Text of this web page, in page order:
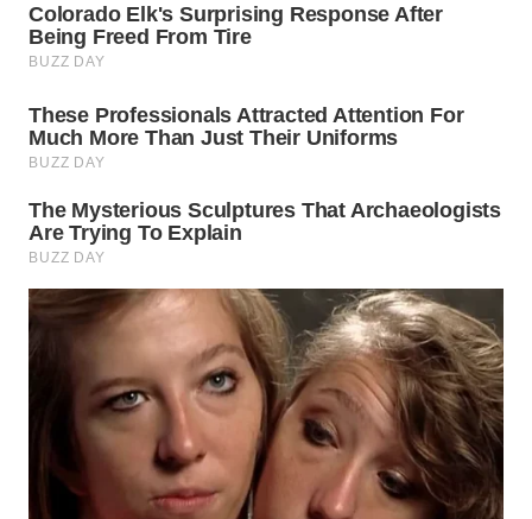
WN
WN
WN
CIREBON
WN
WN
KUNINGAN